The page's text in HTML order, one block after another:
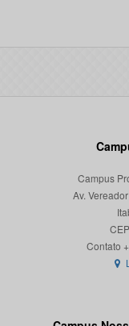
Campus
Av.